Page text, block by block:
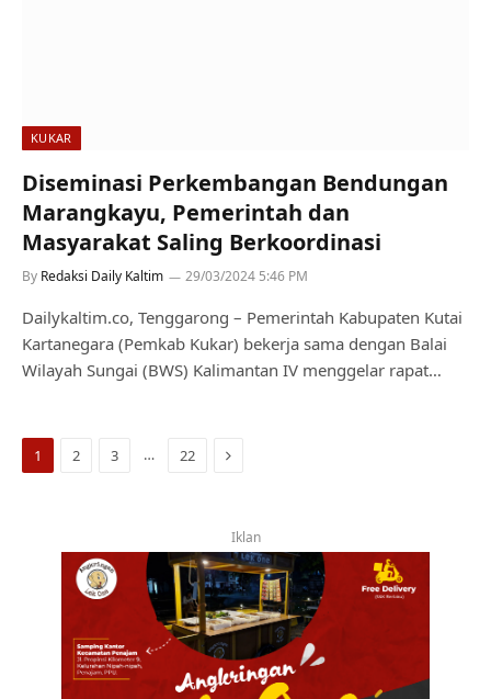
KUKAR
Diseminasi Perkembangan Bendungan
Marangkayu, Pemerintah dan
Masyarakat Saling Berkoordinasi
By Redaksi Daily Kaltim 29/03/2024 5:46 PM
Dailykaltim.co, Tenggarong – Pemerintah Kabupaten Kutai
Kartanegara (Pemkab Kukar) bekerja sama dengan Balai
Wilayah Sungai (BWS) Kalimantan IV menggelar rapat…
1 2 3 … 22 Next
Iklan